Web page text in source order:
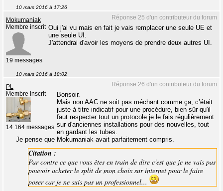
10 mars 2016 à 17:26
Réponse 25 d'un contributeur du forum
Mokumaniak
Membre inscrit
19 messages
Oui j'ai vu mais en fait je vais remplacer une seule UE et
une seule UI.
J'attendrai d'avoir les moyens de prendre deux autres UI.
10 mars 2016 à 18:02
Réponse 26 d'un contributeur du forum
PL
Membre inscrit
14 164 messages
Bonsoir.
Mais non AAC ne soit pas méchant comme ça, c’était
juste à titre indicatif pour une procédure, bien sûr qu'il
faut respecter tout un protocole je le fais régulièrement
sur d'anciennes installations pour des nouvelles, tout
en gardant les tubes.
Je pense que Mokumaniak avait parfaitement compris.
Citation :
Par contre ce que vous êtes en train de dire c'est que je ne vais pas
pouvoir acheter le split de mon choix sur internet pour le faire
poser car je ne suis pas un professionnel...